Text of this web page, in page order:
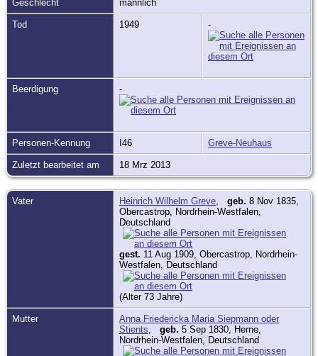
Geschlecht männlich
Tod 1949 -
Beerdigung -
Personen-Kennung I46 Greve-Neuhaus
Zuletzt bearbeitet am 18 Mrz 2013
Vater Heinrich Wilhelm Greve, geb. 8 Nov 1835,
Obercastrop, Nordrhein-Westfalen,
Deutschland
gest. 11 Aug 1909, Obercastrop, Nordrhein-
Westfalen, Deutschland
(Alter 73 Jahre)
Mutter
Anna Friedericka Maria Siepmann oder
Stients, geb. 5 Sep 1830, Herne,
Nordrhein-Westfalen, Deutschland